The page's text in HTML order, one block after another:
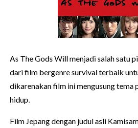
As The Gods Will menjadi salah satu
dari film bergenre survival terbaik
dikarenakan film ini mengusung tema
hidup.
Film Jepang dengan judul asli